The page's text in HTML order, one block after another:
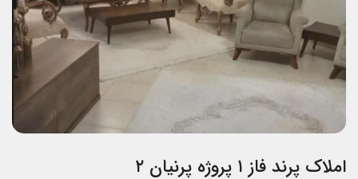
املاک پرند فاز ۱ پروژه پرنیان ۲